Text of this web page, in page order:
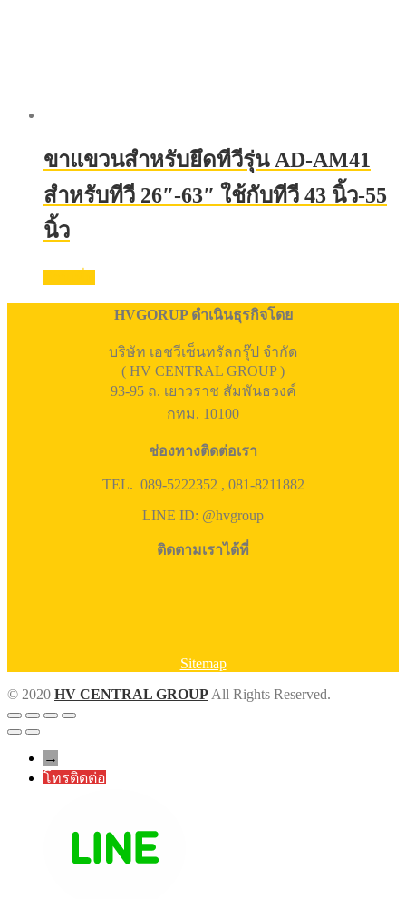
ขาแขวนสำหรับยึดทีวีรุ่น AD-AM41
สำหรับทีวี 26″-63″ ใช้กับทีวี 43 นิ้ว-55
นิ้ว
HVGORUP ดำเนินธุรกิจโดย
บริษัท เอชวีเซ็นทรัลกรุ๊ป จำกัด
( HV CENTRAL GROUP )
93-95 ถ. เยาวราช สัมพันธวงค์
กทม. 10100
ช่องทางติดต่อเรา
TEL. 089-5222352 , 081-8211882
LINE ID: @hvgroup
ติดตามเราได้ที่
Sitemap
© 2020 HV CENTRAL GROUP All Rights Reserved.
→
โทรติดต่อ